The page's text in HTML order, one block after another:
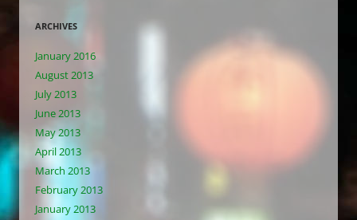
ARCHIVES
January 2016
August 2013
July 2013
June 2013
May 2013
April 2013
March 2013
February 2013
January 2013